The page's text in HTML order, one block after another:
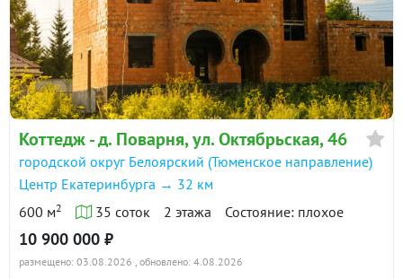
Коттедж - д. Поварня, ул. Октябрьская, 46
городской округ Белоярский (Тюменское направление)
Центр Екатеринбурга → 32 км
600 м2 35 соток 2 этажа Состояние: плохое
10 900 000 ₽
размещено: 03.08.2026 , обновлено: 4.08.2026